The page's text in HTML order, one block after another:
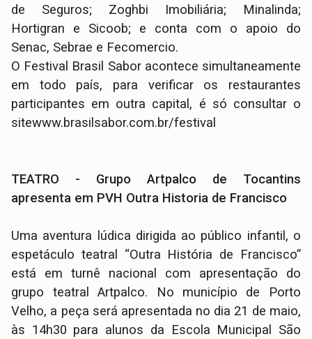
de Seguros; Zoghbi Imobiliária; Minalinda;
Hortigran e Sicoob; e conta com o apoio do
Senac, Sebrae e Fecomercio.
O Festival Brasil Sabor acontece simultaneamente
em todo país, para verificar os restaurantes
participantes em outra capital, é só consultar o
sitewww.brasilsabor.com.br/festival
TEATRO - Grupo Artpalco de Tocantins
apresenta em PVH Outra Historia de Francisco
Uma aventura lúdica dirigida ao público infantil, o
espetáculo teatral “Outra História de Francisco”
está em turnê nacional com apresentação do
grupo teatral Artpalco. No município de Porto
Velho, a peça será apresentada no dia 21 de maio,
às 14h30 para alunos da Escola Municipal São